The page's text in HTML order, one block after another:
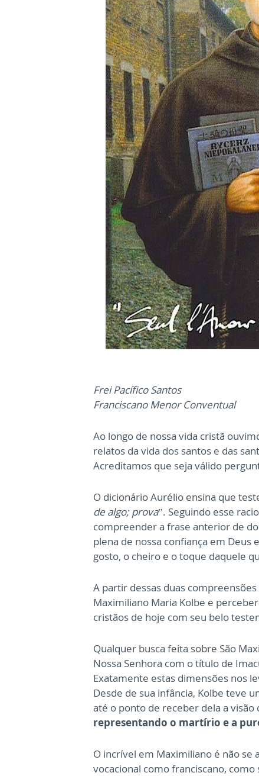
Frei Pacífico Santos
Franciscano Menor Conventual
Ao longo de nossa vida cristã
relatos da vida dos santos e das
Acreditamos que seja válido
O dicionário Aurélio ensina que
de algo; prova”. Seguindo esse
compreender a frase anterior de
plena de nossa confiança em Deus
gosto, o cheiro e o toque daquele
A partir dessas duas
Maximiliano Maria Kolbe e
cristãos de hoje com seu belo
Qualquer busca feita sobre São
Nossa Senhora com o título de
Exatamente estas dimensões nos
Desde de sua infância, Kolbe teve
até o ponto de receber dela a visão
representando o martírio e a
O incrível em Maximiliano é não se
vocacional como franciscano,